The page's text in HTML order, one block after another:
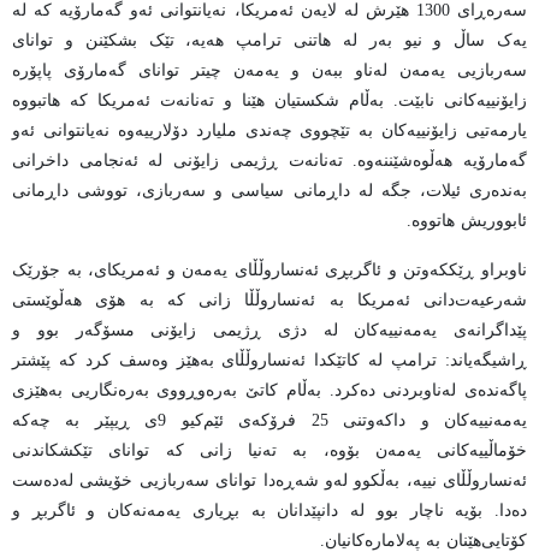
سەرەڕای 1300 هێرش لە لایەن ئەمریکا، نەیانتوانی ئەو گەمارۆیە کە لە
یەک ساڵ و نیو بەر لە هاتنی ترامپ هەیە، تێک بشکێنن و توانای
سەربازیی یەمەن لەناو ببەن و یەمەن چیتر توانای گەمارۆی پاپۆرە
زایۆنییەکانی نابێت. بەڵام شکستیان هێنا و تەنانەت ئەمریکا کە هاتبووە
یارمەتیی زایۆنییەکان بە تێچووی چەندی ملیارد دۆلارییەوە نەیانتوانی ئەو
گەمارۆیە هەڵوەشێننەوە. تەنانەت ڕژیمی زایۆنی لە ئەنجامی داخرانی
بەندەری ئیلات، جگە لە داڕمانی سیاسی و سەربازی، تووشی داڕمانی
ئابووریش هاتووە.
ناوبراو ڕێککەوتن و ئاگربڕی ئەنساروڵڵای یەمەن و ئەمریکای، بە جۆرێک
شەرعیەت‌دانی ئەمریکا بە ئەنساروڵڵا زانی کە بە هۆی هەڵوێستی
پێداگرانەی یەمەنییەکان لە دژی ڕژیمی زایۆنی مسۆگەر بوو و
ڕاشیگەیاند: ترامپ لە کاتێکدا ئەنساروڵڵای بەهێز وەسف کرد کە پێشتر
پاگەندەی لەناوبردنی دەکرد. بەڵام کاتێ بەرەوڕووی بەرەنگاریی بەهێزی
یەمەنییەکان و داکەوتنی 25 فرۆکەی ئێم‌کیو 9ی ڕیپێر بە چەکە
خۆماڵییەکانی یەمەن بۆوە، بە تەنیا زانی کە توانای تێکشکاندنی
ئەنساروڵڵای نییە، بەڵکوو لەو شەڕەدا توانای سەربازیی خۆیشی لەدەست
دەدا. بۆیە ناچار بوو لە دانپێدانان بە بڕیاری یەمەنەکان و ئاگربڕ و
کۆتایی‌هێنان بە پەلامارەکانیان.